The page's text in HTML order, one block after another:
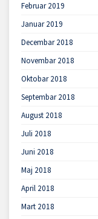
Februar 2019
Januar 2019
Decembar 2018
Novembar 2018
Oktobar 2018
Septembar 2018
August 2018
Juli 2018
Juni 2018
Maj 2018
April 2018
Mart 2018